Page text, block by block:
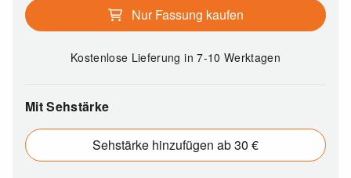
Nur Fassung kaufen
Kostenlose Lieferungin 7-10 Werktagen
Mit Sehstärke
Sehstärke hinzufügen ab 30 €